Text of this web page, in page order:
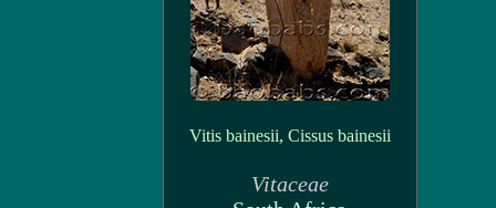
Vitis bainesii, Cissus bainesii
Vitaceae